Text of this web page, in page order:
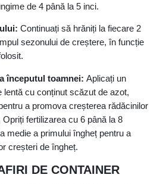
de 4 până la 5 inci.
Continuați să hrăniți la fiecare 2
sezonului de creștere, în funcție
începutul toamnei: Aplicați un
cu conținut scăzut de azot,
a promova creșterea rădăcinilor
fertilizarea cu 6 până la 8
medie a primului îngheț pentru a
creșteri de îngheț.
DE CONTAINER